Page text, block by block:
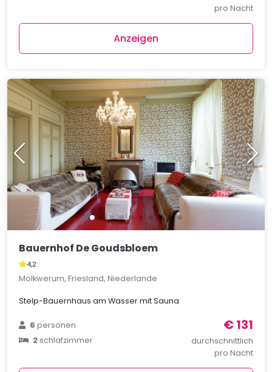
pro Nacht
Anzeigen
Bauernhof De Goudsbloem
4,2
Molkwerum, Friesland, Niederlande
Stelp-Bauernhaus am Wasser mit Sauna
6personen
2schlafzimmer
€ 131
durchschnittlich
pro Nacht